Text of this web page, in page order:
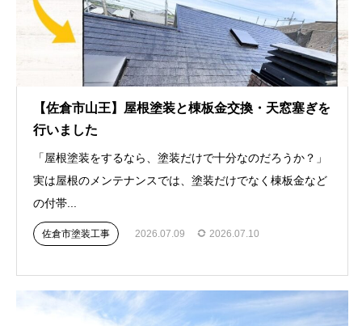
【佐倉市山王】屋根塗装と棟板金交換・天窓塞ぎを
行いました
「屋根塗装をするなら、塗装だけで十分なのだろうか？」
実は屋根のメンテナンスでは、塗装だけでなく棟板金など
の付帯...
佐倉市塗装工事 2026.07.09 2026.07.10